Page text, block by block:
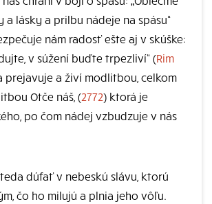
a lásky a prilbu nádeje na spásu“
nám radosť ešte aj v skúške:
v súžení buďte trpezliví“ (Rim
prejavuje a živí modlitbou, celkom
Otče náš, (2772) ktorá je
po čom nádej vzbudzuje v nás
dúfať v nebeskú slávu, ktorú
čo ho milujú a plnia jeho vôľu.